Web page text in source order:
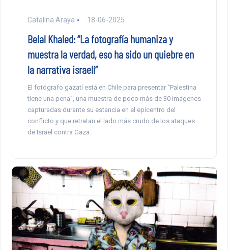
Catalina Araya 18-06-2025
Belal Khaled: “La fotografía humaniza y
muestra la verdad, eso ha sido un quiebre en
la narrativa israelí”
El fotógrafo gazatí está en Chile para presentar “Palestina
tiene una pena”, una muestra de poco más de 30 imágenes
capturadas durante su estancia en el epicentro del
conflicto y que retratan el lado más crudo de los ataques
de Israel contra Gaza.